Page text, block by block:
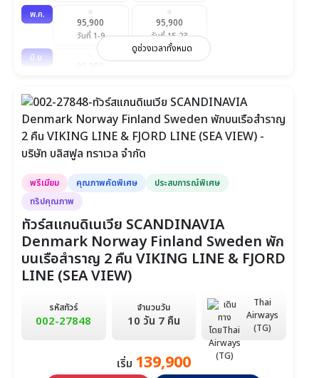
พ.ค.
95,900
วันที่ 1-9
95,900
วันที่ 15-23
มิ.ย.
ก.ค.
95,900
วันที่ 16-24
95,900
ก.ย.
ต.ค.
95,900
วันที่ 15-23
ดูช่วงเวลาทั้งหมด
พรีเมียม คุณภาพคัดพิเศษ
ประสบการณ์พิเศษ
ทริปคุณภาพ
ทัวร์สแกนดิเนเวีย SCANDINAVIA
Denmark Norway Finland Sweden พัก
บนเรือสำราญ 2 คืน VIKING LINE & FJORD
LINE (SEA VIEW)
รหัสทัวร์
002-27848
จำนวนวัน
10 วัน 7 คืน
Thai
Airways
(TG)
เริ่ม 139,900